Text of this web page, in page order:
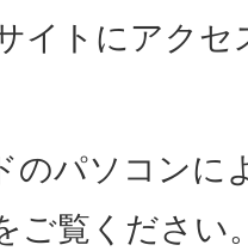
イトにアク
のパソコンに
ご覧ください